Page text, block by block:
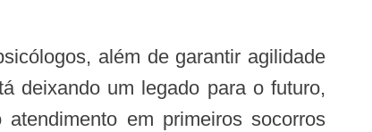
deixando um legado para o futuro,
em primeiros socorros